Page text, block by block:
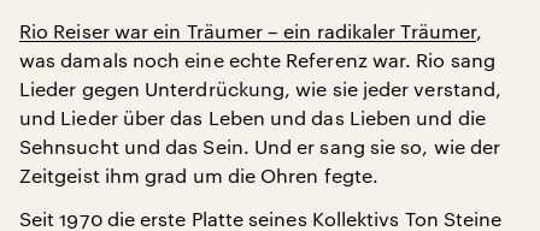
Rio Reiser war ein Träumer – ein radikaler Träumer,
was damals noch eine echte Referenz war. Rio sang
Lieder gegen Unterdrückung, wie sie jeder verstand,
und Lieder über das Leben und das Lieben und die
Sehnsucht und das Sein. Und er sang sie so, wie der
Zeitgeist ihm grad um die Ohren fegte.
Seit 1970 die erste Platte seines Kollektivs Ton Steine